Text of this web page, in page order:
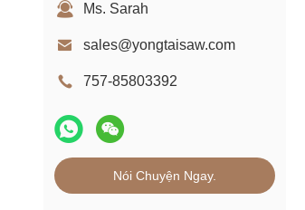
Ms. Sarah
sales@yongtaisaw.com
757-85803392
Nói Chuyện Ngay.